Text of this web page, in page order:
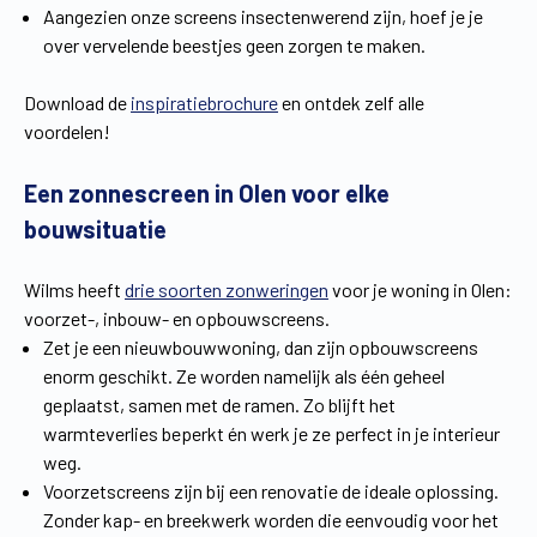
Aangezien onze screens insectenwerend zijn, hoef je je
over vervelende beestjes geen zorgen te maken.
Download de inspiratiebrochureen ontdek zelf alle
voordelen!
Een zonnescreen in Olen voor elke
bouwsituatie
Wilms heeft drie soorten zonweringen voor je woning in Olen:
voorzet-, inbouw- en opbouwscreens.
Zet je een nieuwbouwwoning, dan zijn opbouwscreens
enorm geschikt. Ze worden namelijk als één geheel
geplaatst, samen met de ramen. Zo blijft het
warmteverlies beperkt én werk je ze perfect in je interieur
weg.
Voorzetscreens zijn bij een renovatie de ideale oplossing.
Zonder kap- en breekwerk worden die eenvoudig voor het